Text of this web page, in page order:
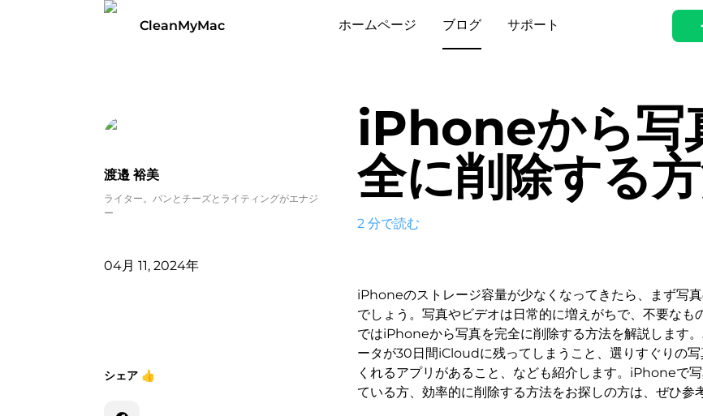
CleanMyMac ホームページ ブログ サポート
渡邉 裕美
ライター。パンとチーズとライティングがエナジ
ー
04月 11, 2024年
シェア 👍
iPhoneから写
全に削除する
2 分で読む
iPhoneのストレージ容量が少なくなってきたら、まず写
でしょう。写真やビデオは日常的に増えがちで、不要なも
ではiPhoneから写真を完全に削除する方法を解説します
ータが30日間iCloudに残ってしまうこと、選りすぐりの
くれるアプリがあること、なども紹介します。iPhoneで
ている方、効率的に削除する方法をお探しの方は、ぜひ参